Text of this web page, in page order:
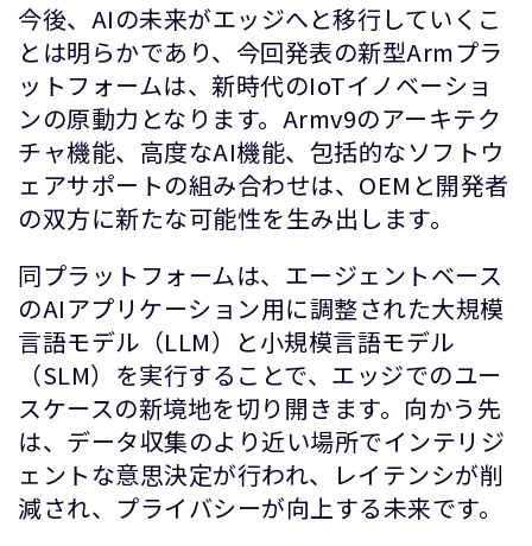
今後、AIの未来がエッジへと移行していくこ
とは明らかであり、今回発表の新型Armプラ
ットフォームは、新時代のIoTイノベーショ
ンの原動力となります。Armv9のアーキテク
チャ機能、高度なAI機能、包括的なソフトウ
ェアサポートの組み合わせは、OEMと開発者
の双方に新たな可能性を生み出します。
同プラットフォームは、エージェントベース
のAIアプリケーション用に調整された大規模
言語モデル（LLM）と小規模言語モデル
（SLM）を実行することで、エッジでのユー
スケースの新境地を切り開きます。向かう先
は、データ収集のより近い場所でインテリジ
ェントな意思決定が行われ、レイテンシが削
減され、プライバシーが向上する未来です。